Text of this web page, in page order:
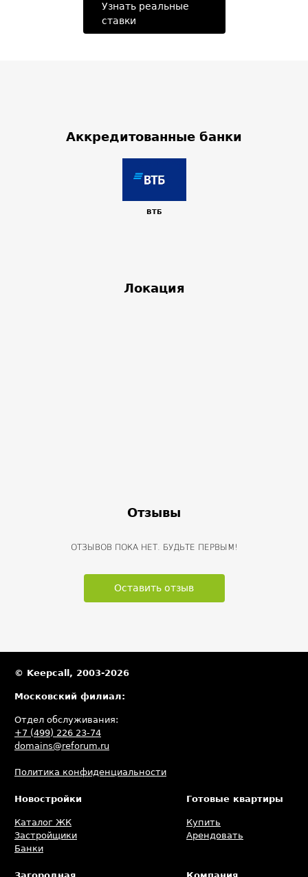
Узнать реальные
ставки
Аккредитованные банки
ВТБ
Локация
Отзывы
ОТЗЫВОВ ПОКА НЕТ. БУДЬТЕ ПЕРВЫМ!
Оставить отзыв
© Keepcall, 2003-2026
Московский филиал:
Отдел обслуживания:
+7 (499) 226 23-74
domains@reforum.ru
Политика конфиденциальности
Новостройки
Каталог ЖК
Застройщики
Банки
Готовые квартиры
Купить
Арендовать